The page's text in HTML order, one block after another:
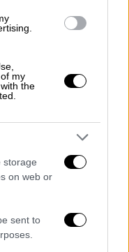
my
the
storage
on web or
sent to
«
σφοδρές
της νότιας
σε
κατάφωρη
κυριαρχίας
στην περιοχή,
ποτέ ανάγκη
ήταν η
Εξωτερικών των